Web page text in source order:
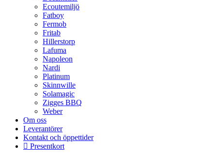
Ecoutemiljö
Fatboy
Fermob
Fritab
Hillerstorp
Lafuma
Napoleon
Nardi
Platinum
Skinnwille
Solamagic
Zigges BBQ
Weber
Om oss
Leverantörer
Kontakt och öppettider
Presentkort